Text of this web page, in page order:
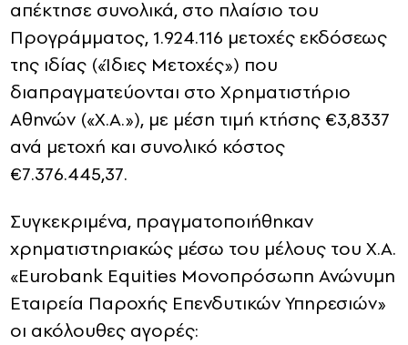
απέκτησε συνολικά, στο πλαίσιο του
Προγράμματος, 1.924.116 μετοχές εκδόσεως
της ιδίας («Ίδιες Μετοχές») που
διαπραγματεύονται στο Χρηματιστήριο
Αθηνών («Χ.Α.»), με μέση τιμή κτήσης €3,8337
ανά μετοχή και συνολικό κόστος
€7.376.445,37.
Συγκεκριμένα, πραγματοποιήθηκαν
χρηματιστηριακώς μέσω του μέλους του Χ.Α.
«Eurobank Equities Μονοπρόσωπη Ανώνυμη
Εταιρεία Παροχής Επενδυτικών Υπηρεσιών»
οι ακόλουθες αγορές: